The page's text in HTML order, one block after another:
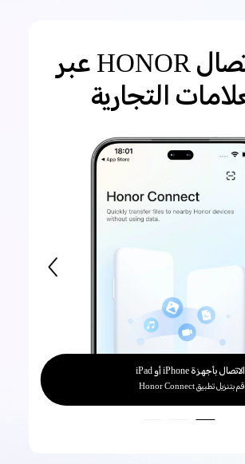
أداة اتصال HONOR عبر
التجارية
الاتصال بأجهزة Windows
قم بتنزيل تطبيق Honor WorkStation
الاتصال بأجهزة iPhone أو iPad
قم بتنزيل تطبيق Honor Connect
الاتصال بأجهزة Mac
الاتصال بأجهزة Windows
الاتصال بأجهزة iPhone أو iPad